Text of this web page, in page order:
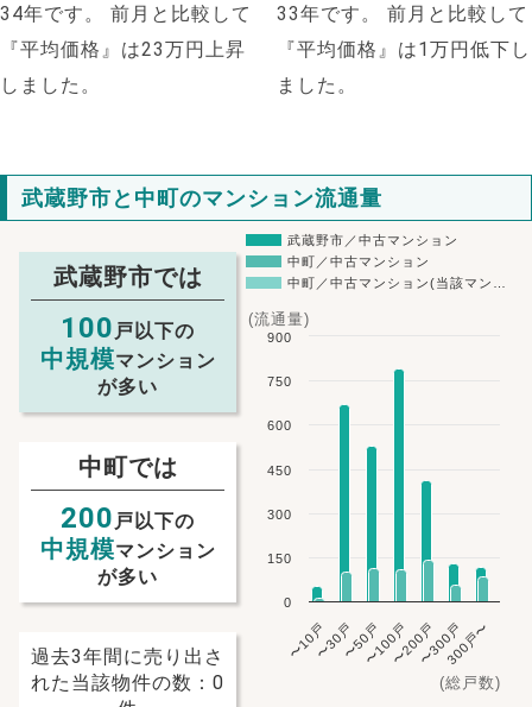
34年です。
前月と比較して
『平均価格』は23万円上昇
しました。
33年です。
前月と比較して
『平均価格』は1万円低下し
ました。
武蔵野市と中町のマンション流通量
武蔵野市では
100 戸以下の
中規模マンション
が多い
中町では
200 戸以下の
中規模マンション
が多い
過去3年間に売り出さ
れた当該物件の数：0
(総戸数)
(流通量)
武蔵野市／中古マンション
中町／中古マンション
中町／中古マンション(当該マン…
〜10戸〜30戸〜50戸〜100戸〜200戸〜300戸300戸〜
0
150
300
450
600
750
900